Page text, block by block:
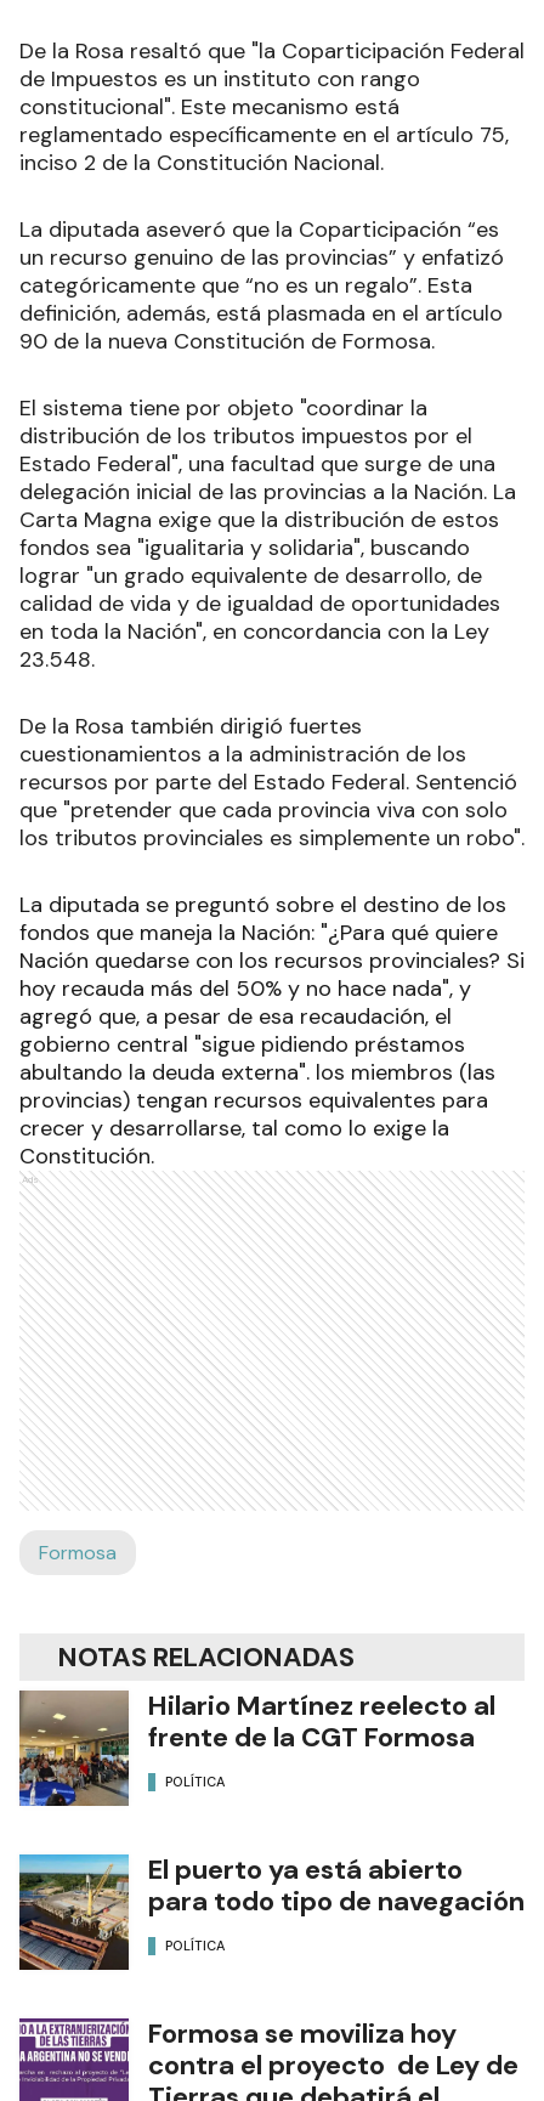
De la Rosa resaltó que "la Coparticipación Federal
de Impuestos es un instituto con rango
constitucional". Este mecanismo está
reglamentado específicamente en el artículo 75,
inciso 2 de la Constitución Nacional.
La diputada aseveró que la Coparticipación “es
un recurso genuino de las provincias” y enfatizó
categóricamente que “no es un regalo”. Esta
definición, además, está plasmada en el artículo
90 de la nueva Constitución de Formosa.
El sistema tiene por objeto "coordinar la
distribución de los tributos impuestos por el
Estado Federal", una facultad que surge de una
delegación inicial de las provincias a la Nación. La
Carta Magna exige que la distribución de estos
fondos sea "igualitaria y solidaria", buscando
lograr "un grado equivalente de desarrollo, de
calidad de vida y de igualdad de oportunidades
en toda la Nación", en concordancia con la Ley
23.548.
De la Rosa también dirigió fuertes
cuestionamientos a la administración de los
recursos por parte del Estado Federal. Sentenció
que "pretender que cada provincia viva con solo
los tributos provinciales es simplemente un robo".
La diputada se preguntó sobre el destino de los
fondos que maneja la Nación: "¿Para qué quiere
Nación quedarse con los recursos provinciales? Si
hoy recauda más del 50% y no hace nada", y
agregó que, a pesar de esa recaudación, el
gobierno central "sigue pidiendo préstamos
abultando la deuda externa". los miembros (las
provincias) tengan recursos equivalentes para
crecer y desarrollarse, tal como lo exige la
Constitución.
Ads
Formosa
NOTAS RELACIONADAS
Hilario Martínez reelecto al
frente de la CGT Formosa
POLÍTICA
El puerto ya está abierto
para todo tipo de navegación
POLÍTICA
Formosa se moviliza hoy
contra el proyecto de Ley de